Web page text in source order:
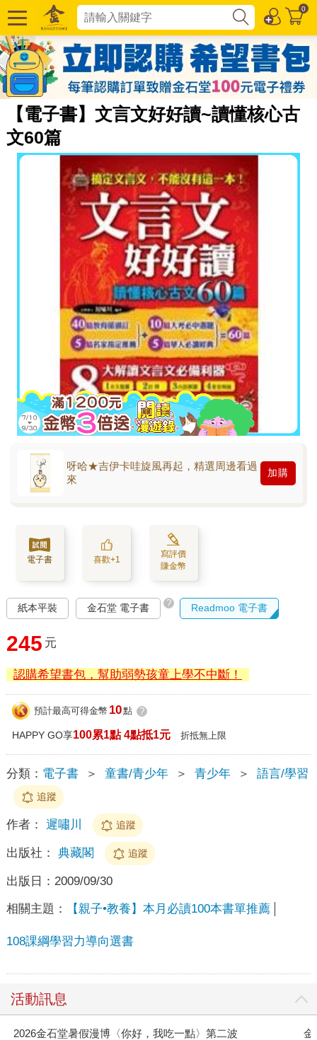
0
【電子書】文言文好好讀~讀懂核心古
文60篇
呀哈★吉伊卡哇旋風再起，精選周邊看過
來
加購
電子書 喜歡+1
寫評價
賺金幣
紙本平裝 金石堂 電子書 ? Readmoo 電子書
245 元
認購希望書包，幫助弱勢孩童上學不中斷！
預計最高可得金幣 10點 ?
HAPPY GO享100累1點 4點抵1元 折抵無上限
分類： 電子書 ＞ 童書/青少年 ＞ 青少年 ＞ 語言/學習
追蹤
作者： 遲嘯川 追蹤
出版社： 典藏閣 追蹤
出版日： 2009/09/30
相關主題： 【親子•教養】本月必讀100本書單推薦
108課綱學習力導向選書
活動訊息
2026金石堂暑假漫博〈你好，我吃一點〉第二波 金